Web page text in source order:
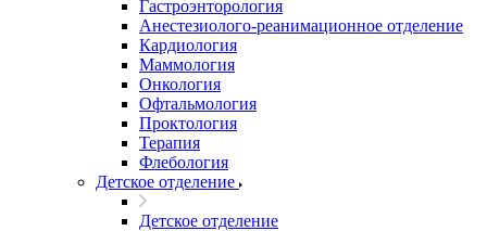
Гастроэнторология
Анестезиолого-реанимационное отделение
Кардиология
Маммология
Онкология
Офтальмология
Проктология
Терапия
Флебология
Детское отделение
Детское отделение